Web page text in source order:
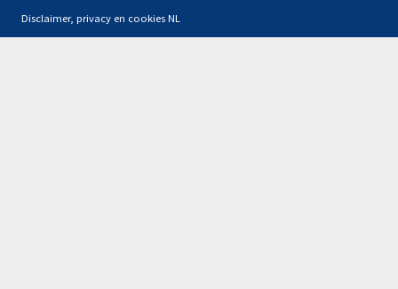
Disclaimer, privacy en cookies NL